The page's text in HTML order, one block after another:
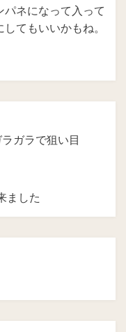
ネになって入って
てもいいかもね。
ガラで狙い目
ました